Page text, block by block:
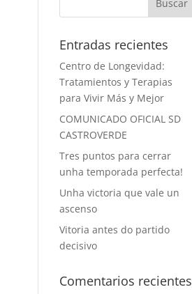
Entradas recientes
Centro de Longevidad:
Tratamientos y Terapias
para Vivir Más y Mejor
COMUNICADO OFICIAL SD
CASTROVERDE
Tres puntos para cerrar
unha temporada perfecta!
Unha victoria que vale un
ascenso
Vitoria antes do partido
decisivo
Comentarios recientes